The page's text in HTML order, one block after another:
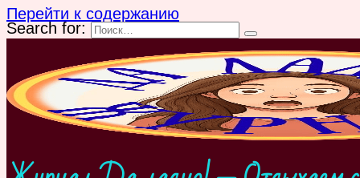
Перейти к содержанию
Search for: